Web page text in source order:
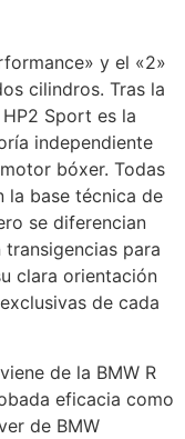
y el «2»
cilindros. Tras la
Sport es la
independiente
bóxer. Todas
la base técnica de
se diferencian
para
clara orientación
de cada
de la BMW R
eficacia como
de BMW